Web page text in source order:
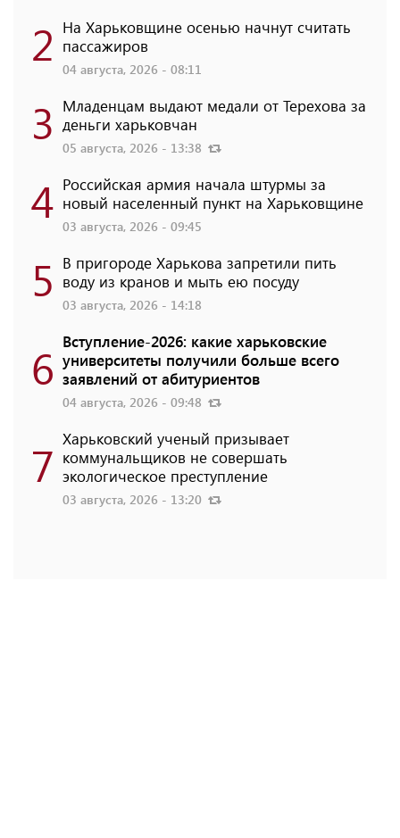
2 На Харьковщине осенью начнут считать
пассажиров
04 августа, 2026 - 08:11
3 Младенцам выдают медали от Терехова за
деньги харьковчан
05 августа, 2026 - 13:38
4 Российская армия начала штурмы за
новый населенный пункт на Харьковщине
03 августа, 2026 - 09:45
5 В пригороде Харькова запретили пить
воду из кранов и мыть ею посуду
03 августа, 2026 - 14:18
6 Вступление-2026: какие харьковские
университеты получили больше всего
заявлений от абитуриентов
04 августа, 2026 - 09:48
7 Харьковский ученый призывает
коммунальщиков не совершать
экологическое преступление
03 августа, 2026 - 13:20